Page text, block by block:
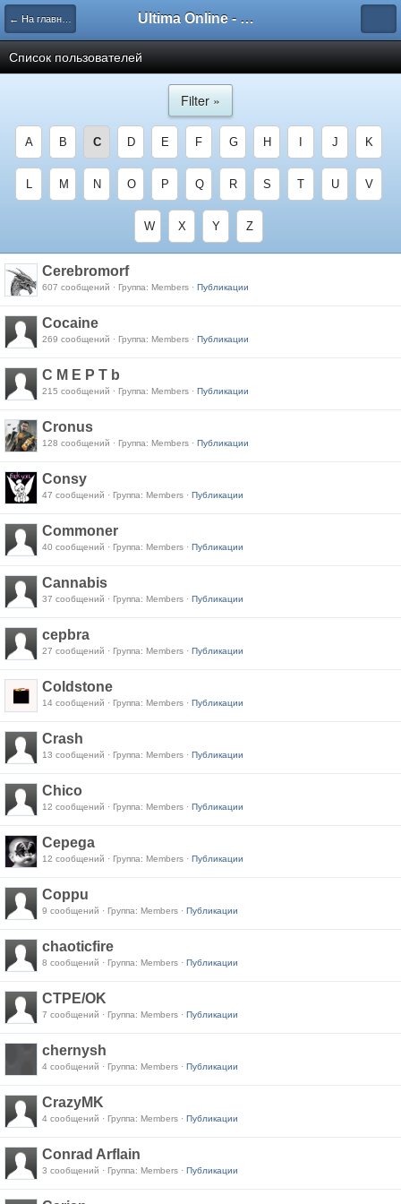
← На главную Ultima Online - Форум Русского сообщества игры
Список пользователей
Filter »
A B C D E F G H J K
L M N O P Q R S T U V
W X Y Z
Cerebromorf
607 сообщений · Группа: Members · Публикации
Cocaine
269 сообщений · Группа: Members · Публикации
C M E P T b
215 сообщений · Группа: Members · Публикации
Cronus
128 сообщений · Группа: Members · Публикации
Consy
47 сообщений · Группа: Members · Публикации
Commoner
40 сообщений · Группа: Members · Публикации
Cannabis
37 сообщений · Группа: Members · Публикации
cepbra
27 сообщений · Группа: Members · Публикации
Coldstone
14 сообщений · Группа: Members · Публикации
Crash
13 сообщений · Группа: Members · Публикации
Chico
12 сообщений · Группа: Members · Публикации
Cepega
12 сообщений · Группа: Members · Публикации
Coppu
9 сообщений · Группа: Members · Публикации
chaoticfire
8 сообщений · Группа: Members · Публикации
CTPE/OK
7 сообщений · Группа: Members · Публикации
chernysh
4 сообщений · Группа: Members · Публикации
CrazyMK
4 сообщений · Группа: Members · Публикации
Conrad Arflain
3 сообщений · Группа: Members · Публикации